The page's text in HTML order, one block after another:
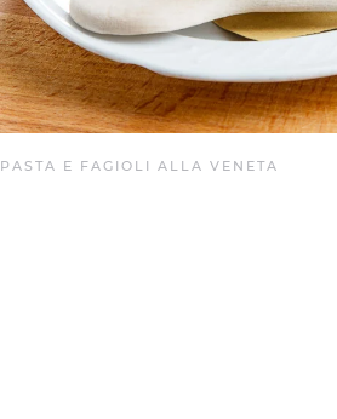
PASTA E FAGIOLI ALLA VENETA